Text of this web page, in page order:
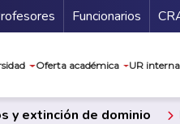
Funcionarios
Oferta académica UR
y extinción de dominio